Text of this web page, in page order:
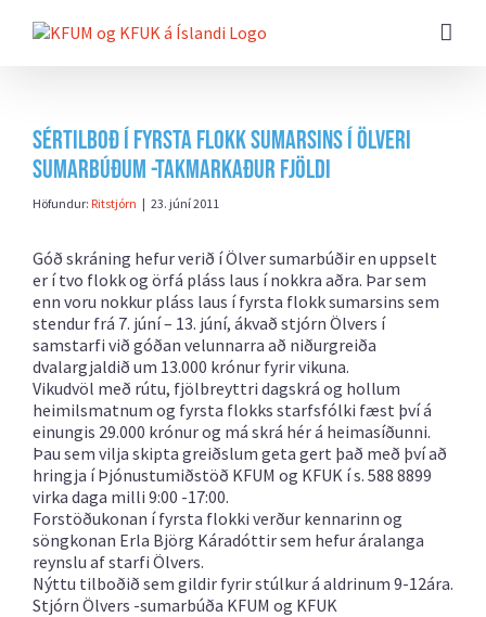
beint
Sértilboð í fyrsta flokk sumarsins í Ölveri
sumarbúðum -takmarkaður fjöldi
Höfundur: Ritstjórn | 23. júní 2011
Góð skráning hefur verið í Ölver sumarbúðir en uppselt
er í tvo flokk og örfá pláss laus í nokkra aðra. Þar sem
enn voru nokkur pláss laus í fyrsta flokk sumarsins sem
stendur frá 7. júní – 13. júní, ákvað stjórn Ölvers í
samstarfi við góðan velunnarra að niðurgreiða
dvalargjaldið um 13.000 krónur fyrir vikuna.
Vikudvöl með rútu, fjölbreyttri dagskrá og hollum
heimilsmatnum og fyrsta flokks starfsfólki fæst því á
einungis 29.000 krónur og má skrá hér á heimasíðunni.
Þau sem vilja skipta greiðslum geta gert það með því að
hringja í Þjónustumiðstöð KFUM og KFUK í s. 588 8899
virka daga milli 9:00 -17:00.
Forstöðukonan í fyrsta flokki verður kennarinn og
söngkonan Erla Björg Káradóttir sem hefur áralanga
reynslu af starfi Ölvers.
Nýttu tilboðið sem gildir fyrir stúlkur á aldrinum 9-12ára.
Stjórn Ölvers -sumarbúða KFUM og KFUK